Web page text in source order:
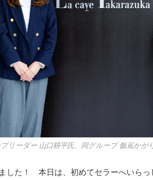
リーダー 山口耕平氏、同グループ 飯嶌かが
した！ 本日は、初めてセラーへいらっ